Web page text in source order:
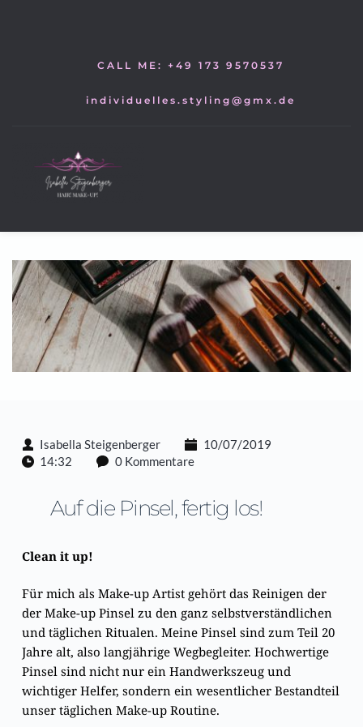
CALL ME: +49 173 9570537
individuelles.styling@gmx.de
Isabella Steigenberger
10/07/2019
14:32
0 Kommentare
Auf die Pinsel, fertig los!
Clean it up!
Für mich als Make-up Artist gehört das Reinigen der
der Make-up Pinsel zu den ganz selbstverständlichen
und täglichen Ritualen. Meine Pinsel sind zum Teil 20
Jahre alt, also langjährige Wegbegleiter. Hochwertige
Pinsel sind nicht nur ein Handwerkszeug und
wichtiger Helfer, sondern ein wesentlicher Bestandteil
unser täglichen Make-up Routine.